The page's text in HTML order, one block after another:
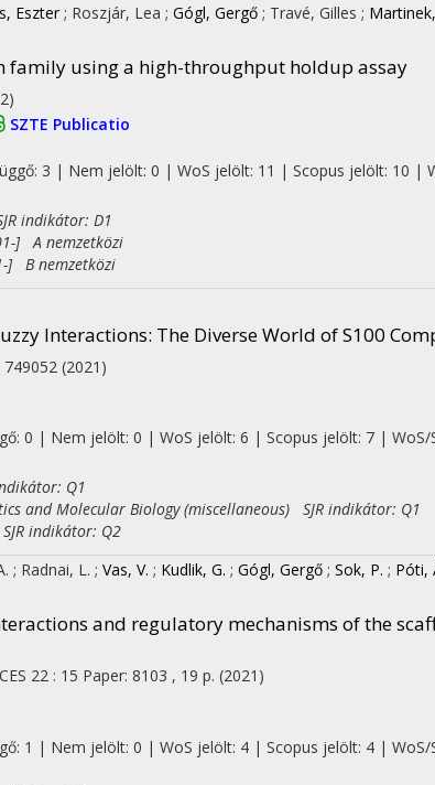
Eszter ; Roszjár, Lea ; Gógl, Gergő ; Travé, Gilles ;
family using a high-throughput holdup assay
SZTE Publicatio
3 | Nem jelölt: 0 | WoS jelölt: 11 | Scopus jelölt: 10 |
indikátor: D1
] A nemzetközi
] B nemzetközi
Interactions: The Diverse World of S100
749052 (2021)
0 | Nem jelölt: 0 | WoS jelölt: 6 | Scopus jelölt: 7 | WoS/
Q1
and Molecular Biology (miscellaneous) SJR indikátor: Q1
indikátor: Q2
; Radnai, L. ; Vas, V. ; Kudlik, G. ; Gógl, Gergő ; Sok, P. ; Póti,
and regulatory mechanisms of the
22 : 15 Paper: 8103 , 19 p. (2021)
1 | Nem jelölt: 0 | WoS jelölt: 4 | Scopus jelölt: 4 | WoS/